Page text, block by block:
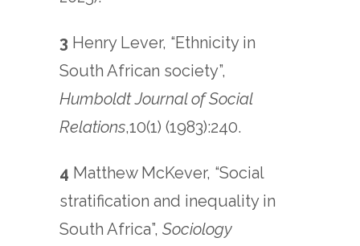
3 Henry Lever, “Ethnicity in
South African society”,
Humboldt Journal of Social
Relations,10(1) (1983):240.
4 Matthew McKever, “Social
stratification and inequality in
South Africa”, Sociology